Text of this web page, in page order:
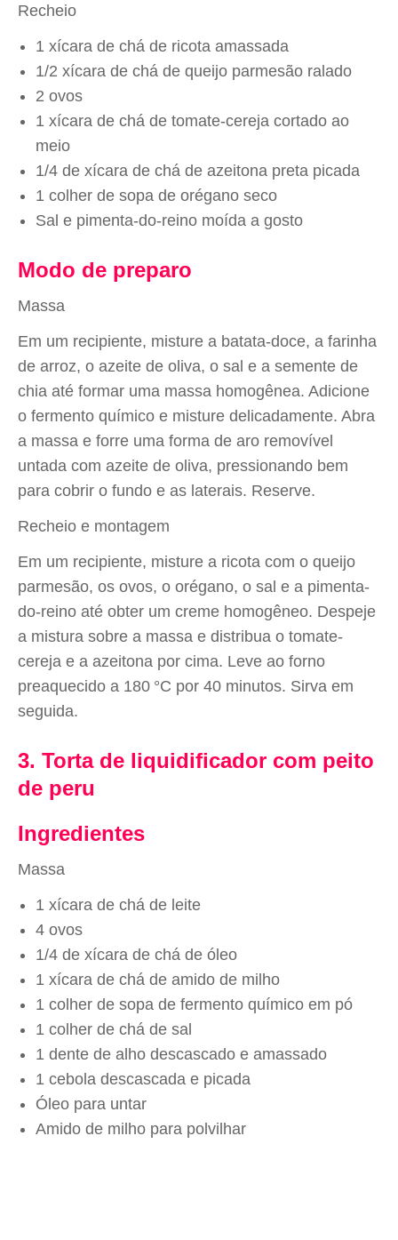
Recheio
1 xícara de chá de ricota amassada
1/2 xícara de chá de queijo parmesão ralado
2 ovos
1 xícara de chá de tomate-cereja cortado ao
meio
1/4 de xícara de chá de azeitona preta picada
1 colher de sopa de orégano seco
Sal e pimenta-do-reino moída a gosto
Modo de preparo
Massa
Em um recipiente, misture a batata-doce, a farinha
de arroz, o azeite de oliva, o sal e a semente de
chia até formar uma massa homogênea. Adicione
o fermento químico e misture delicadamente. Abra
a massa e forre uma forma de aro removível
untada com azeite de oliva, pressionando bem
para cobrir o fundo e as laterais. Reserve.
Recheio e montagem
Em um recipiente, misture a ricota com o queijo
parmesão, os ovos, o orégano, o sal e a pimenta-
do-reino até obter um creme homogêneo. Despeje
a mistura sobre a massa e distribua o tomate-
cereja e a azeitona por cima. Leve ao forno
preaquecido a 180 °C por 40 minutos. Sirva em
seguida.
3. Torta de liquidificador com peito
de peru
Ingredientes
Massa
1 xícara de chá de leite
4 ovos
1/4 de xícara de chá de óleo
1 xícara de chá de amido de milho
1 colher de sopa de fermento químico em pó
1 colher de chá de sal
1 dente de alho descascado e amassado
1 cebola descascada e picada
Óleo para untar
Amido de milho para polvilhar